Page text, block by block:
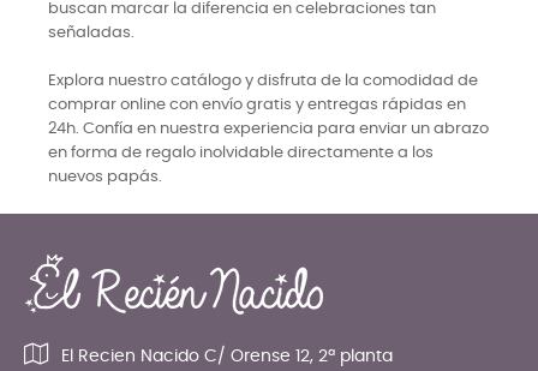
buscan marcar la diferencia en celebraciones tan
señaladas.
Explora nuestro catálogo y disfruta de la comodidad de
comprar online con envío gratis y entregas rápidas en
24h. Confía en nuestra experiencia para enviar un abrazo
en forma de regalo inolvidable directamente a los
nuevos papás.
El Recien Nacido C/ Orense 12, 2ª planta